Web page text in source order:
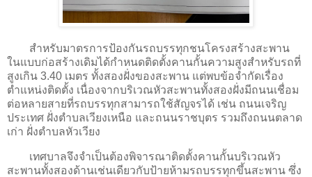
สำหรับมาตรการป้องกันรถบรรทุกชนโครงสร้างสะพาน
ในแบบก่อสร้างเดิมได้กำหนดติดตั้งคานกั้นความสูงสำหรับรถที่
สูงเกิน 3.40 เมตร ทั้งสองฝั่งของสะพาน แต่พบข้อจำกัดเรื่อง
ตำแหน่งติดตั้ง เนื่องจากบริเวณหัวสะพานทั้งสองฝั่งมีถนนเชื่อม
ต่อหลายสายที่รถบรรทุกสามารถใช้สัญจรได้ เช่น ถนนเจริญ
ประเทศ ฝั่งตำบลเวียงเหนือ และถนนราชบุตร รวมถึงถนนตลาด
เก่า ฝั่งตำบลหัวเวียง
เทศบาลจึงจำเป็นต้องพิจารณาติดตั้งคานกั้นบริเวณหัว
สะพานทั้งสองด้านเช่นเดียวกับป้ายห้ามรถบรรทุกขึ้นสะพาน ซึ่ง